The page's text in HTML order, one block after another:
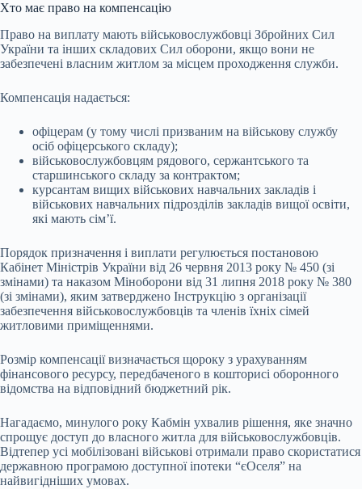
Хто має право на компенсацію
Право на виплату мають військовослужбовці Збройних Сил
України та інших складових Сил оборони, якщо вони не
забезпечені власним житлом за місцем проходження служби.
Компенсація надається:
офіцерам (у тому числі призваним на військову службу
осіб офіцерського складу);
військовослужбовцям рядового, сержантського та
старшинського складу за контрактом;
курсантам вищих військових навчальних закладів і
військових навчальних підрозділів закладів вищої освіти,
які мають сім’ї.
Порядок призначення і виплати регулюється постановою
Кабінет Міністрів України від 26 червня 2013 року № 450 (зі
змінами) та наказом Міноборони від 31 липня 2018 року № 380
(зі змінами), яким затверджено Інструкцію з організації
забезпечення військовослужбовців та членів їхніх сімей
житловими приміщеннями.
Розмір компенсації визначається щороку з урахуванням
фінансового ресурсу, передбаченого в кошторисі оборонного
відомства на відповідний бюджетний рік.
Нагадаємо, минулого року Кабмін ухвалив рішення, яке значно
спрощує доступ до власного житла для військовослужбовців.
Відтепер усі мобілізовані військові отримали право скористатися
державною програмою доступної іпотеки “єОселя” на
найвигідніших умовах.